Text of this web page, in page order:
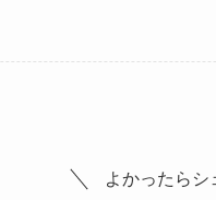
よかったらシ